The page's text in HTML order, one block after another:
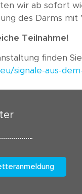
wir ab sofort
des Darms
Teilnahme!
finden
signale-aus-